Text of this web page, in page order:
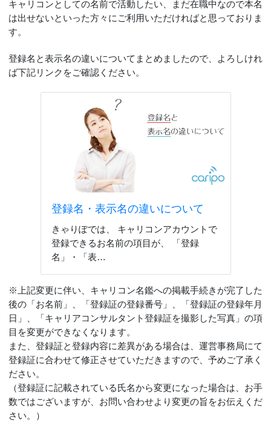
キャリコンとしての名前で活動したい、まだ在職中なので本名
は出せないといった方々にご利用いただければと思っておりま
す。
登録名と表示名の違いについてまとめましたので、よろしけれ
ば下記リンクをご確認ください。
登録名・表示名の違いについて
きゃりぽでは、 キャリコンアカウントで
登録できるお名前の項目が、 「登録
名」・「表…
※上記変更に伴い、キャリコン名鑑への掲載手続きが完了した
後の「お名前」、「登録証の登録番号」、「登録証の登録年月
日」、「キャリアコンサルタント登録証を撮影した写真」の項
目を変更ができなくなります。
また、登録証と登録内容に差異がある場合は、運営事務局にて
登録証に合わせて修正させていただきますので、予めご了承く
ださい。
（登録証に記載されている氏名から変更になった場合は、お手
数ではございますが、お問い合わせより変更の旨をお伝えくだ
さい。）